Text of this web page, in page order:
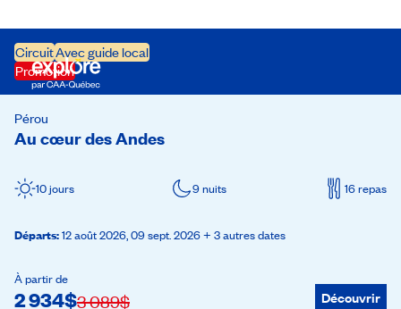
CircuitAvec guide local
Promotion
Au cœur des Andes
Pérou
10 jours 9 nuits 16 repas
Départs:12 août 2026,09 sept. 2026+ 3 autres dates
À partir de
3 089$
2 934$ Découvrir